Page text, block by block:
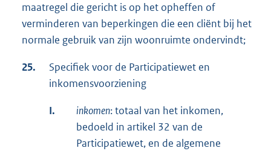
maatregel die gericht is op het opheffen of
verminderen van beperkingen die een cliënt bij het
normale gebruik van zijn woonruimte ondervindt;
25.
Specifiek voor de Participatiewet en
inkomensvoorziening
I. inkomen: totaal van het inkomen,
bedoeld in artikel 32 van de
Participatiewet, en de algemene